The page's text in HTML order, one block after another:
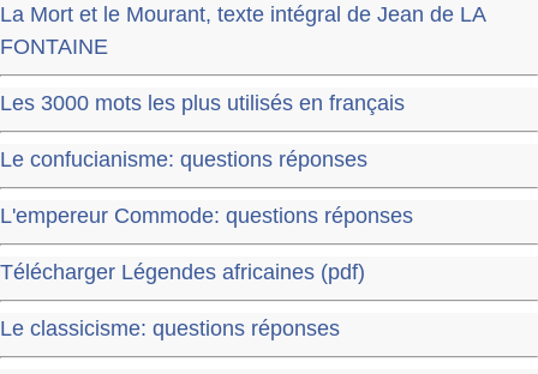
La Mort et le Mourant, texte intégral de Jean de LA
FONTAINE
Les 3000 mots les plus utilisés en français
Le confucianisme: questions réponses
L'empereur Commode: questions réponses
Télécharger Légendes africaines (pdf)
Le classicisme: questions réponses